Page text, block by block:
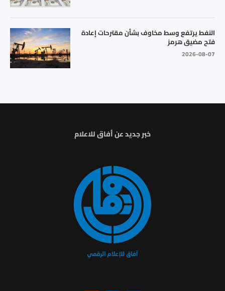
النفط يرتفع وسط مخاوف بشأن مقترحات إعادة
فتح مضيق هرمز
2026-08-07
خبر جديد عن أفاق للاعلام